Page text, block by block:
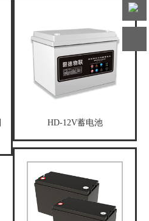
客服
热线
HD-12V蓄电池